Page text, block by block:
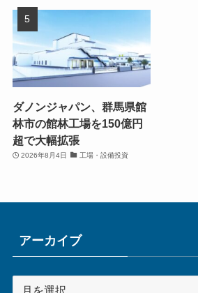
ダノンジャパン、群馬県館
林市の館林工場を150億円
超で大幅拡張
2026年8月4日 工場・設備投資
アーカイブ